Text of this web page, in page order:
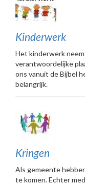
Kinderwerk
Het kinderwerk
verantwoordelijke
ons vanuit de Bijbel
belangrijk.
Kringen
Als gemeente
te komen. Echter